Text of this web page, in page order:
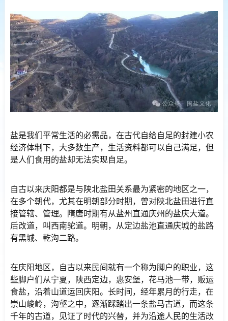
盐是我们平常生活的必需品，在古代自给自足的封建小农
经济体制下，大多数生产，生活资料都可以自己满足，但
是人们食用的盐却无法实现自足。
自古以来庆阳都是与陕北盐田关系最为紧密的地区之一，
在多个朝代，尤其在明朝部分时期，曾对陕北盐田进行直
接管辖、管理。隋唐时期有从盐州直通庆州的盐庆大道。
后改道，叫西南驼道。明朝，从定边盐池直通庆城的盐路
有黑城、乾沟二路。
在庆阳地区，自古以来民间就有一个称为脚户的职业，这
些脚户们从宁夏，陕西定边，惠安堡，花马池一带，贩运
食盐，沿着山道运回庆阳。长时间，经年累月的行走，在
崇山峻岭，沟壑之中，逐渐踩踏出一条盐马古道，而这条
千年的古道，见证了时代的兴替，并为沿途人民的生活改